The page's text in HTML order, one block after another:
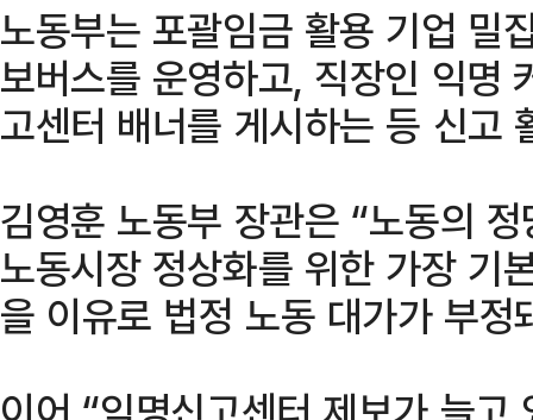
노동부는 포괄임금 활용 기업 밀
보버스를 운영하고, 직장인 익명
고센터 배너를 게시하는 등 신고
김영훈 노동부 장관은 “노동의
노동시장 정상화를 위한 가장 기
을 이유로 법정 노동 대가가 부